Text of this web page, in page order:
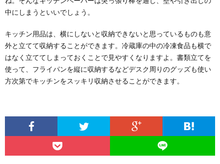
中にしまうといいでしょう。
キッチン用品は、横にしないと収納できないと思っているものも意
外と立てて収納することができます。冷蔵庫の中の冷凍食品も横で
はなく立ててしまっておくことで見やすくなりますよ。書類立てを
使って、フライパンを縦に収納するなどデスク周りのグッズも使い
方次第でキッチンをスッキリ収納させることができます。